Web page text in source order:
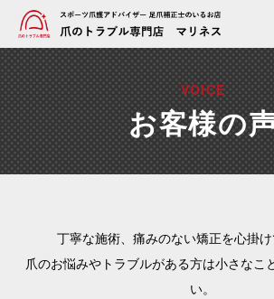
VOICE
お客様の
丁寧な施術、痛みのない矯正を心掛け
爪のお悩みやトラブルがある方は小さなこ
い。